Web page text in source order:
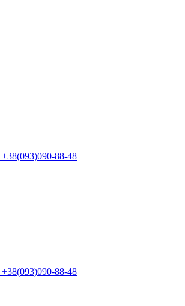
+38(093)090-88-48
+38(093)090-88-48